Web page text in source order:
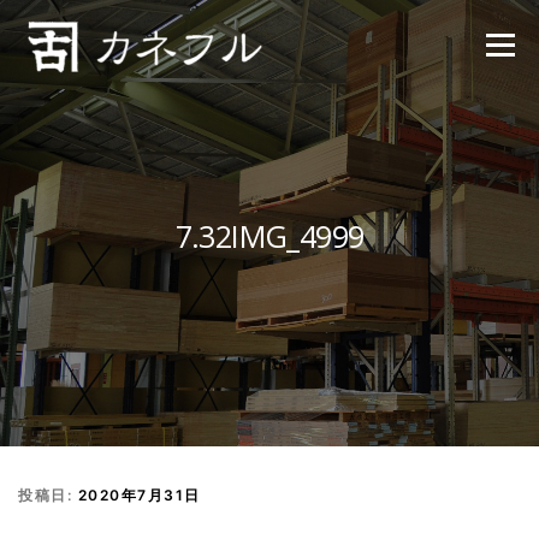
コンテンツへスキップ
メニュー
7.32IMG_4999
投稿日: 2020年7月31日